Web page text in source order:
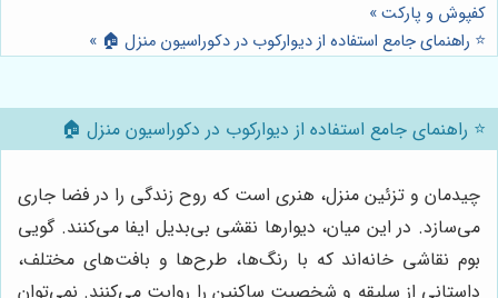
کفپوش و پارکت»
⭐️ راهنمای جامع استفاده از دیوارکوب در دکوراسیون منزل 🏠 »
⭐️ راهنمای جامع استفاده از دیوارکوب در دکوراسیون منزل 🏠
چیدمان و تزئین منزل، هنری است که روح زندگی را در فضا جاری
می‌سازد. در این میان، دیوارها نقشی بی‌بدیل ایفا می‌کنند. گویی
بوم نقاشی خانه‌اند که با رنگ‌ها، طرح‌ها و بافت‌های مختلف،
داستانی از سلیقه و شخصیت ساکنین را روایت می‌کنند. نمی‌توان